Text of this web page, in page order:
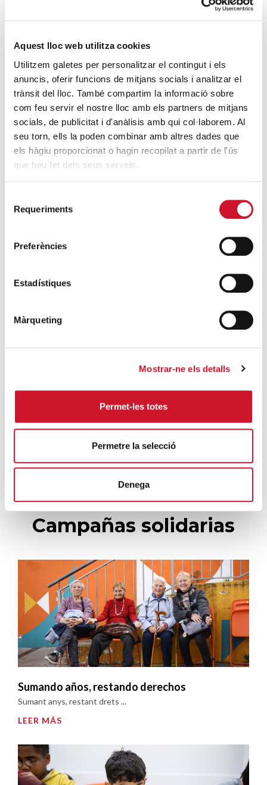
Aquest lloc web utilitza cookies
Utilitzem galetes per personalitzar el contingut i els
anuncis, oferir funcions de mitjans socials i analitzar el
trànsit del lloc. També compartim la informació sobre
com feu servir el nostre lloc amb els partners de mitjans
socials, de publicitat i d'anàlisis amb qui col·laborem. Al
seu torn, ells la poden combinar amb altres dades que
els hàgiu proporcionat o hagin recopilat a partir de l'ús
que heu fet dels seus serveis.
Requeriments
Preferències
Estadístiques
Màrqueting
Mostrar-ne els detalls
Permet-les totes
Permetre la selecció
Denega
SIGUE LEYENDO
SIGUE LEYENDO
Presentamos el Informe Foessa Barcelona
en un desayuno informativo de Navidad
SIGUE LEYENDO
situación en Ceuta y hace un llamamiento a
SIGUE LEYENDO
Cáritas Barcelona acompaña a más de
SIGUE LEYENDO
El voluntariado, una oportunidad para
hacer crecer el Maresme
Campañas solidarias
Sumando años, restando derechos
Sumant anys, restant drets ...
LEER MÁS